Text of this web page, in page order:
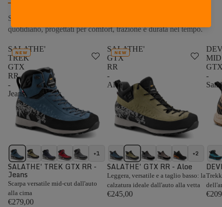
Scarpe e scarponi outdoor per hiking, backpacking, travel e uso
quotidiano, progettati per comfort, trazione e durata nel tempo.
SALATHE'
TREK
GTX
RR
-
Jeans
NEW
+1
SALATHE' TREK GTX RR -
Jeans
Scarpa versatile mid-cut dall'auto
alla cima
€279,00
SALATHE'
GTX
RR
-
Aloe
NEW
+2
SALATHE' GTX RR - Aloe
Leggera, versatile e a taglio basso: la
calzatura ideale dall'auto alla vetta
€245,00
MID
-
Sand